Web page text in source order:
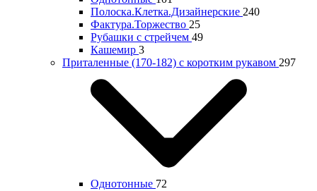
Полоска.Клетка.Дизайнерские 240
Фактура.Торжество 25
Рубашки с стрейчем 49
Кашемир 3
Приталенные (170-182) с коротким рукавом 297
Однотонные 72